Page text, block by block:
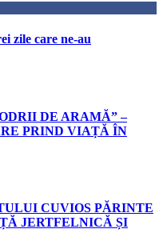
zile care ne-au
DE ARAMĂ” –
PRIND VIAȚĂ ÎN
CUVIOS PĂRINTE
JERTFELNICĂ ȘI